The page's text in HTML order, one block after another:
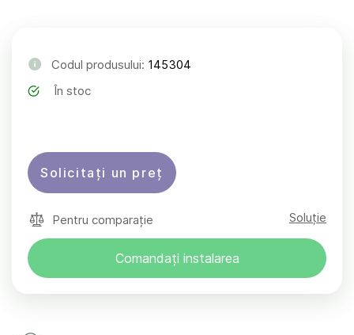
Codul produsului: 145304
În stoc
Solicitați un preț
Pentru comparație Soluție
Comandați instalarea